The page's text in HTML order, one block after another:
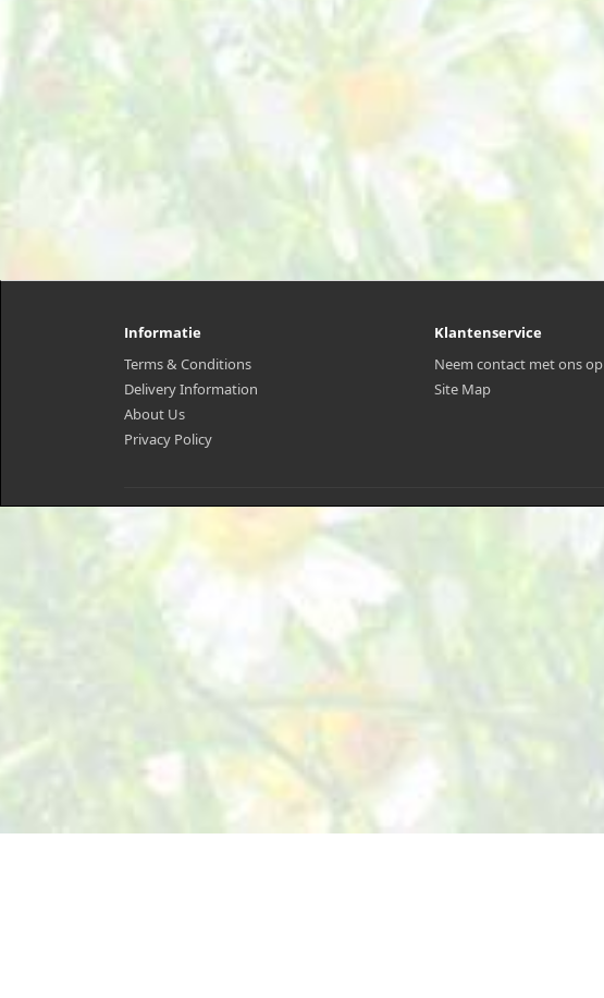
Informatie
Terms & Conditions
Delivery Information
About Us
Privacy Policy
Klantenservice
Neem contact met ons op
Site Map